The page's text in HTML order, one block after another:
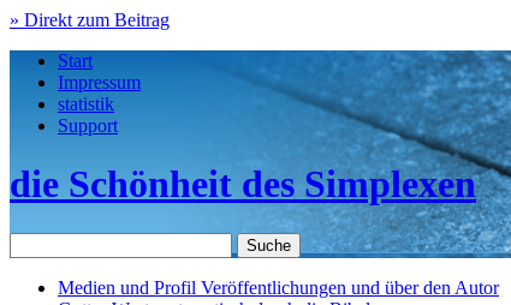
» Direkt zum Beitrag
Start
Impressum
statistik
Support
die Schönheit des Simplexen
Medien und Profil Veröffentlichungen und über den Autor